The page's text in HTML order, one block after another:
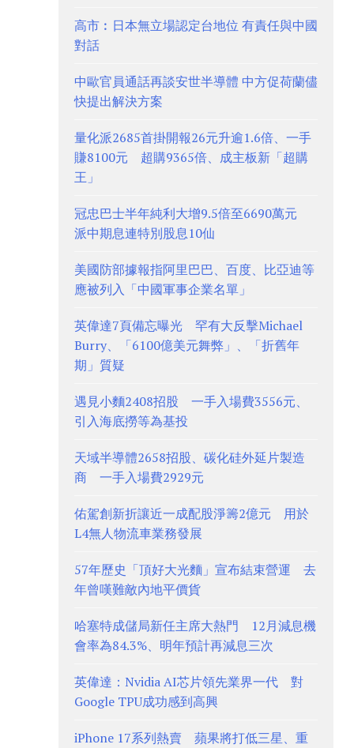
高市︰日本無立場認定台地位 有責任與中國
對話
中歐官員通話再談安世半導體 中方促荷蘭儘
快提出解決方案
量化派2685首掛開報26元升逾1.6倍、一手
賺8100元 超購9365倍、成主板新「超購
王」
冠忠巴士半年純利大增9.5倍至6690萬元
派中期息連特別股息10仙
美國防部據報指阿里巴巴、百度、比亞迪等
應被列入「中國軍事企業名單」
英偉達7頁備忘曝光 罕有大反擊Michael
Burry、「6100億美元舞弊」、「折舊年
期」質疑
遇見小麵2408招股 一手入場費3556元、
引入海底撈等為基投
天域半導體2658招股、碳化硅外延片製造
商 一手入場費2929元
佑駕創新折讓近一成配股淨籌2億元 用於
L4無人物流車業務發展
57年歷史「頂好大光麵」宣布結束營運 去
年曾嘆難敵內地平價貨
哈塞特成儲局新任主席大熱門 12月減息機
會率為84.3%、明年預計再減息三次
英偉達：Nvidia AI芯片領先業界一代 對
Google TPU成功感到高興
iPhone 17系列熱賣 蘋果將打低三星、重